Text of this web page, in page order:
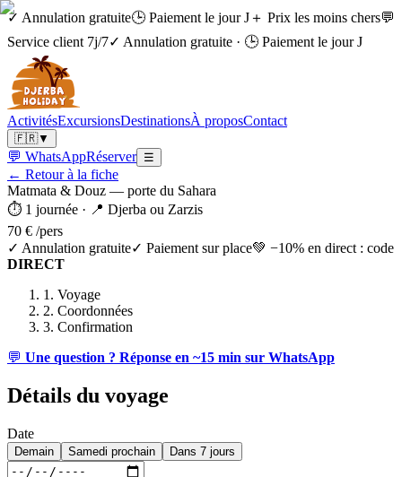
✓ Annulation gratuite🕒 Paiement le jour J＋ Prix les moins chers💬
Service client 7j/7✓ Annulation gratuite · 🕒 Paiement le jour J
ActivitésExcursionsDestinationsÀ proposContact
🇫🇷▼
💬 WhatsAppRéserver ☰
← Retour à la fiche
Matmata & Douz — porte du Sahara
⏱ 1 journée · 📍 Djerba ou Zarzis
70 € /pers
✓ Annulation gratuite✓ Paiement sur place💚 −10% en direct : code
DIRECT
1. Voyage
2. Coordonnées
3. Confirmation
💬 Une question ? Réponse en ~15 min sur WhatsApp
Détails du voyage
Date
Demain Samedi prochain Dans 7 jours